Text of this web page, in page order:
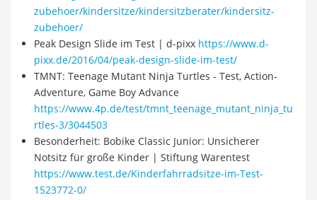
zubehoer/kindersitze/kindersitzberater/kindersitz-
zubehoer/
Peak Design Slide im Test | d-pixx https://www.d-
pixx.de/2016/04/peak-design-slide-im-test/
TMNT: Teenage Mutant Ninja Turtles - Test, Action-
Adventure, Game Boy Advance
https://www.4p.de/test/tmnt_teenage_mutant_ninja_tu
rtles-3/3044503
Besonderheit: Bobike Classic Junior: Unsicherer
Notsitz für große Kinder | Stiftung Warentest
https://www.test.de/Kinderfahrradsitze-im-Test-
1523772-0/